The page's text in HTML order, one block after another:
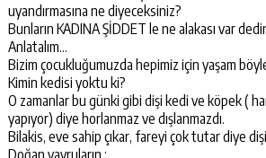
uyandırmasına ne diyeceksiniz?
Bunların KADINA ŞİDDET le ne alakası var
Anlatalım…
Bizim çocukluğumuzda hepimiz için yaşam
Kimin kedisi yoktu ki?
O zamanlar bu günki gibi dişi kedi ve köpek (
yapıyor) diye horlanmaz ve dışlanmazdı.
Bilakis, eve sahip çıkar, fareyi çok tutar diye